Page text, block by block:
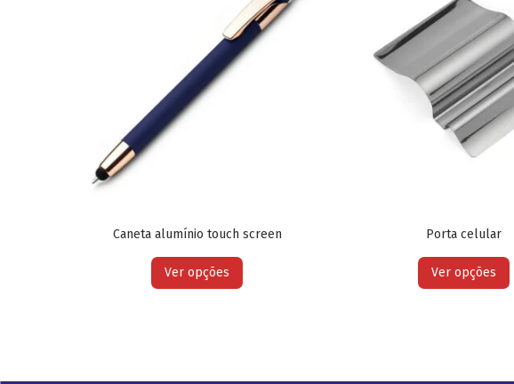
Caneta alumínio touch screen
Ver opções
Porta celular
Ver opções